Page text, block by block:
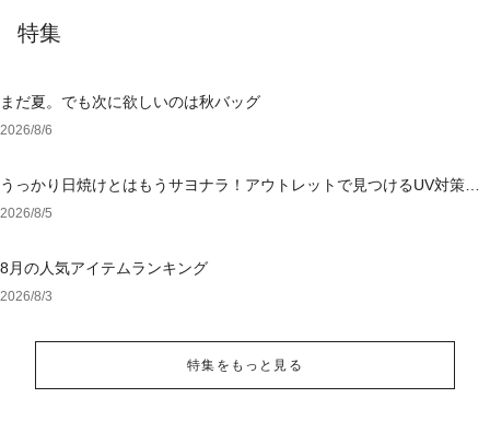
特集
まだ夏。でも次に欲しいのは秋バッグ
2026/8/6
うっかり日焼けとはもうサヨナラ！アウトレットで見つけるUV対策ウ
ェア
2026/8/5
8月の人気アイテムランキング
2026/8/3
特集をもっと見る